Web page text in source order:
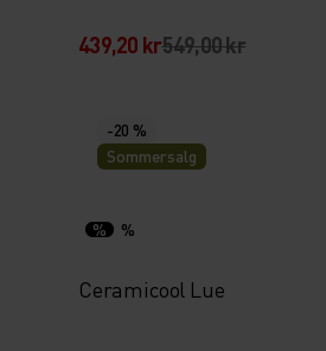
439,20 kr549,00 kr
-20 %
Sommersalg
% %
Ceramicool Lue